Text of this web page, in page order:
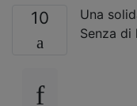
10 Una
Senza